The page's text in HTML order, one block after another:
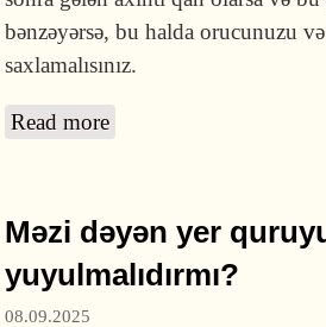
bənzəyərsə, bu halda orucunuzu və
saxlamalısınız.
Read more
Məzi dəyən yer
yuyulmalıdırmı?
08.09.2025